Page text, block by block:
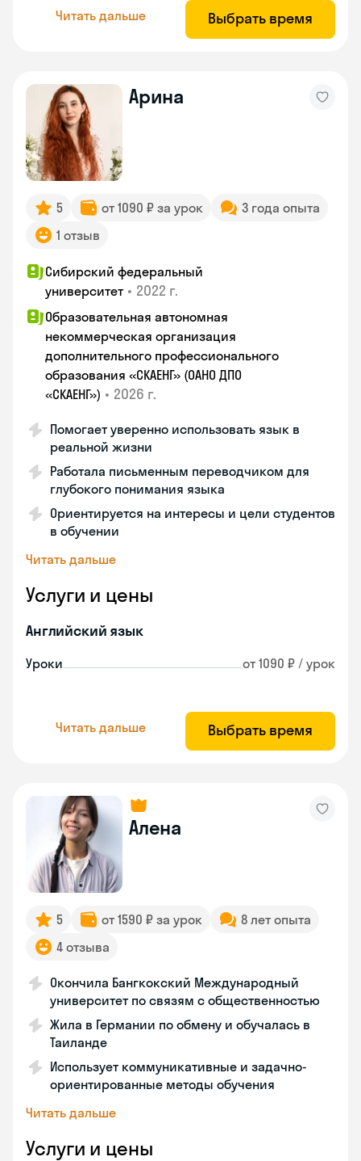
Читать дальше Выбрать время
Арина
5 от 1090 ₽ за урок
3 года опыта
1 отзыв
Сибирский федеральный
университет • 2022 г.
Образовательная автономная
некоммерческая организация
дополнительного профессионального
образования «СКАЕНГ» (ОАНО ДПО
«СКАЕНГ») • 2026 г.
Помогает уверенно использовать язык в
реальной жизни
Работала письменным переводчиком для
глубокого понимания языка
Ориентируется на интересы и цели студентов
в обучении
Читать дальше
Услуги и цены
Английский язык
Уроки от 1090 ₽ / урок
Читать дальше Выбрать время
Алена
5 от 1590 ₽ за урок
8 лет опыта
4 отзыва
Окончила Бангкокский Международный
университет по связям с общественностью
Жила в Германии по обмену и обучалась в
Таиланде
Использует коммуникативные и задачно-
ориентированные методы обучения
Читать дальше
Услуги и цены